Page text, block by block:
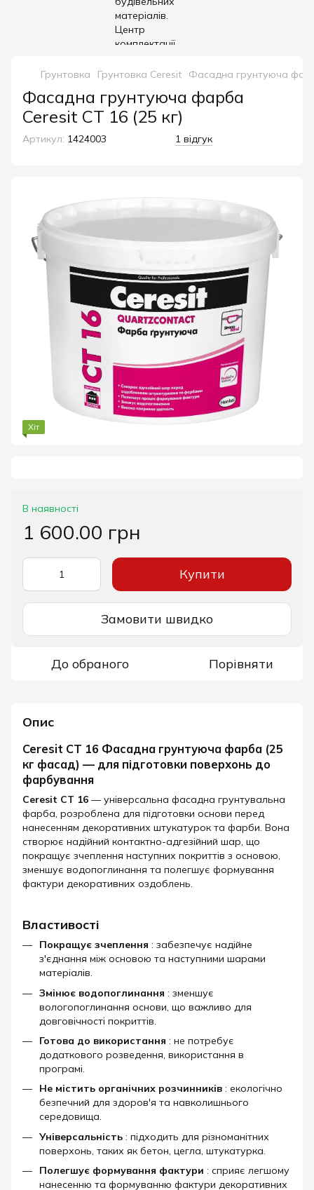
Грунтовка Грунтовка Ceresit Фасадна грунтуюча
Фасадна грунтуюча фарба
Ceresit СT 16 (25 кг)
Артикул: 1424003 1 відгук
Хіт
В наявності
1 600.00 грн
Купити
Замовити швидко
До обраного Порівняти
Опис
Ceresit СT 16 Фасадна грунтуюча фарба (25
кг фасад) — для підготовки поверхонь до
фарбування
Ceresit СT 16 — універсальна фасадна грунтувальна
фарба, розроблена для підготовки основи перед
нанесенням декоративних штукатурок та фарби. Вона
створює надійний контактно-адгезійний шар, що
покращує зчеплення наступних покриттів з основою,
зменшує водопоглинання та полегшує формування
фактури декоративних оздоблень.​
Властивості
Покращує зчеплення : забезпечує надійне
з'єднання між основою та наступними шарами
матеріалів.
Змінює водопоглинання : зменшує
вологопоглинання основи, що важливо для
довговічності покриттів.
Готова до використання : не потребує
додаткового розведення, використання в
програмі.
Не містить органічних розчинників : екологічно
безпечний для здоров'я та навколишнього
середовища.
Універсальність : підходить для різноманітних
поверхонь, таких як бетон, цегла, штукатурка.
Полегшує формування фактури : сприяє легшому
нанесенню та формуванню фактури декоративних